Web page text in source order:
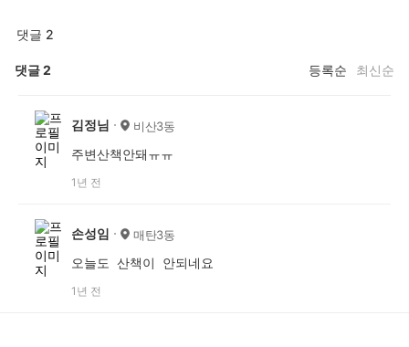
댓글 2
댓글2 등록순 최신순
김정님 비산3동
주변산책안돼ㅠㅠ
1년 전
손성임 매탄3동
오늘도 산책이 안되네요
1년 전